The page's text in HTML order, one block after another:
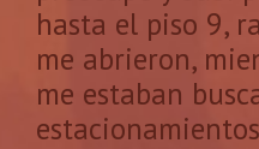
hasta el piso 9,
me abrieron,
me estaban